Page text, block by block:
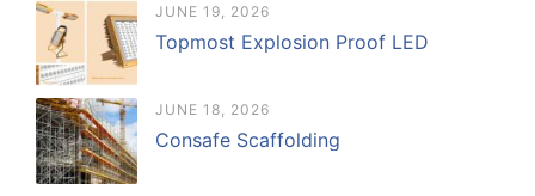
JUNE 19, 2026
Topmost Explosion Proof LED
JUNE 18, 2026
Consafe Scaffolding